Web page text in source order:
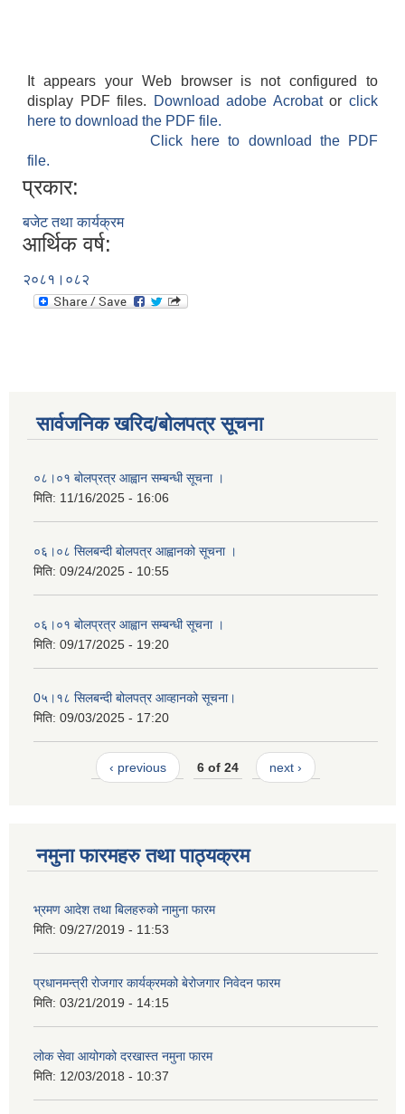
It appears your Web browser is not configured to
display PDF files.
Download adobe Acrobatorclick
here to download the PDF file.
Click here to download the PDF
file.
प्रकार:
बजेट तथा कार्यक्रम
आर्थिक वर्ष:
२०८१।०८२
सार्वजनिक खरिद/बोलपत्र सूचना
०८।०१ बोलप्रत्र आह्वान सम्बन्धी सूचना ।
मिति: 11/16/2025 - 16:06
०६।०८ सिलबन्दी बोलपत्र आह्वानको सूचना ।
मिति: 09/24/2025 - 10:55
०६।०१ बोलप्रत्र आह्वान सम्बन्धी सूचना ।
मिति: 09/17/2025 - 19:20
0५।१८ सिलबन्दी बोलपत्र आव्हानको सूचना।
मिति: 09/03/2025 - 17:20
‹ previous 6 of 24 next ›
नमुना फारमहरु तथा पाठ्यक्रम
भ्रमण आदेश तथा बिलहरुको नामुना फारम
मिति: 09/27/2019 - 11:53
प्रधानमन्त्री रोजगार कार्यक्रमको बेरोजगार निवेदन फारम
मिति: 03/21/2019 - 14:15
लोक सेवा आयोगको दरखास्त नमुना फारम
मिति: 12/03/2018 - 10:37